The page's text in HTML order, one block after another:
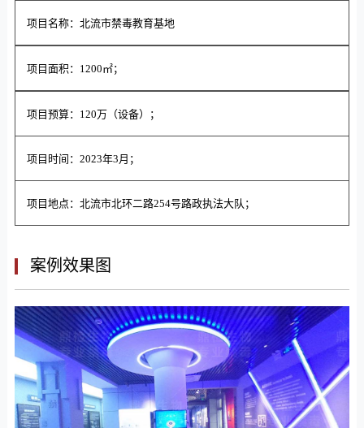
项目名称：北流市禁毒教育基地
项目面积：1200㎡；
项目预算：120万（设备）；
项目时间：2023年3月；
项目地点：北流市北环二路254号路政执法大队；
案例效果图